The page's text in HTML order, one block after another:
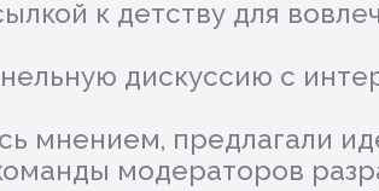
постоянное вовлечение